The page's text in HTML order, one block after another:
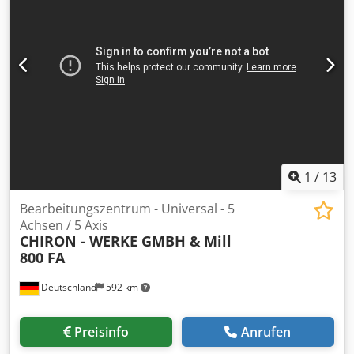
mm Z-Achse: 520 mm A-Achse: +30° bis -120° C-Achse:
360° Eilgang X-Achse: 40 m/min Eilgang Y-Achse: 40 m/min
Eilgang Z-Achse: 36 m/min Max. Tischbelastung: 500 kg
1 / 13
Deutschland 592 km
Bearbeitungszentrum - Universal - 5
Achsen / 5 Axis
CHIRON - WERKE GMBH & Mill
800 FA
Preisinfo Anrufen